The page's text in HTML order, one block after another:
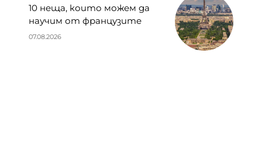
10 неща, които можем да
научим от французите
07.08.2026